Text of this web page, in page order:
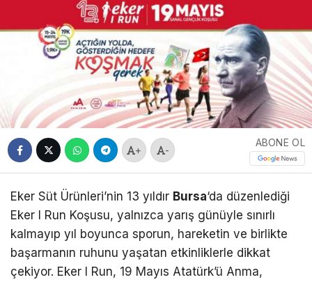
+ -
ABONE OL
Eker Süt Ürünleri’nin 13 yıldır Bursa‘da düzenlediği
Eker I Run Koşusu, yalnızca yarış günüyle sınırlı
kalmayıp yıl boyunca sporun, hareketin ve birlikte
başarmanın ruhunu yaşatan etkinliklerle dikkat
çekiyor. Eker I Run, 19 Mayıs Atatürk’ü Anma,